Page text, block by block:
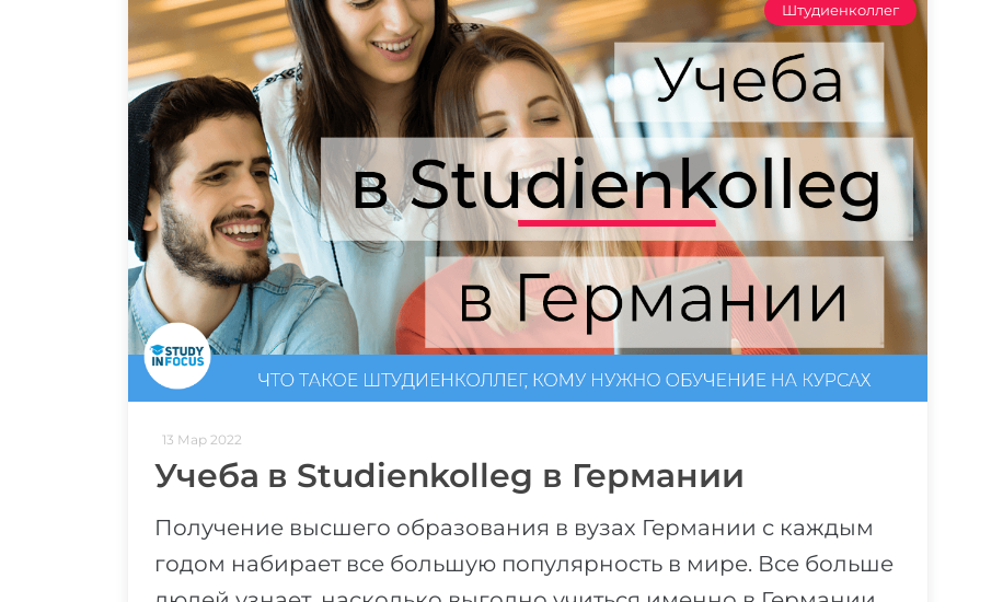
Штудиенколлег
13 Мар 2022
Учеба в Studienkolleg в Германии
Получение высшего образования в вузах Германии с каждым
годом набирает все большую популярность в мире. Все больше